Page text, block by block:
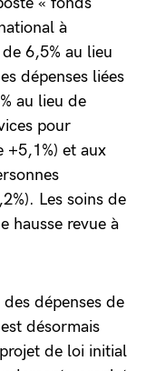
à
6,5% au lieu
dépenses liées
au lieu de
pour
+5,1%) et aux
Les soins de
hausse revue à
dépenses de
désormais
de loi initial